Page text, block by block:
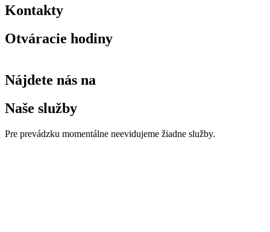
Kontakty
Otváracie hodiny
Nájdete nás na
Naše služby
Pre prevádzku momentálne neevidujeme žiadne služby.